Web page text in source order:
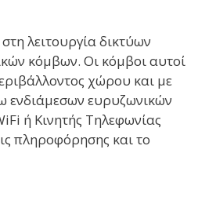
λειτουργία δικτύων
κόμβων. Οι κόμβοι αυτοί
χώρου και με
ενδιάμεσων ευρυζωνικών
ή Κινητής Τηλεφωνίας
πληροφόρησης και το